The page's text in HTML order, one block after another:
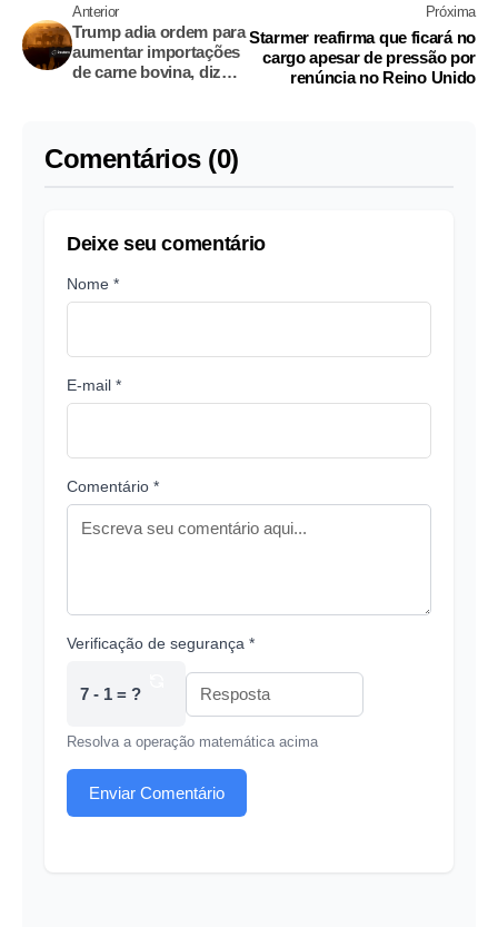
Anterior
Trump adia ordem para
aumentar importações
de carne bovina, diz
Próxima
Starmer reafirma que ficará no
cargo apesar de pressão por
renúncia no Reino Unido
Comentários (0)
Deixe seu comentário
Nome *
E-mail *
Comentário *
Verificação de segurança *
7 - 1 = ?
Resolva a operação matemática acima
Enviar Comentário